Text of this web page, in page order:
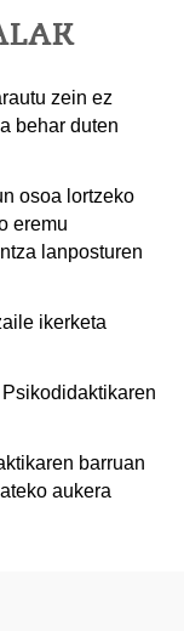
zein ez
behar duten
osoa lortzeko
eremu
lanposturen
ikerketa
barruan
aukera